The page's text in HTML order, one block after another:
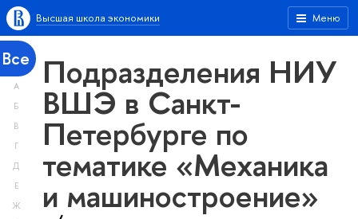
Меню
Высшая школа экономики
Все
А
Б
В
Г
Д
Е
Ж
Подразделения НИУ
ВШЭ в Санкт-
Петербурге по
тематике «Механика
и машиностроение»